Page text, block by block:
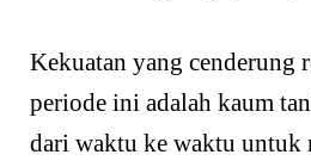
Kekuatan yang cenderung
periode ini adalah kaum
dari waktu ke waktu untuk